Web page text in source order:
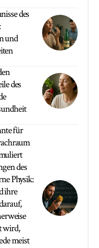
des
und
des
für
des
Physik:
ihre
wird,
meist